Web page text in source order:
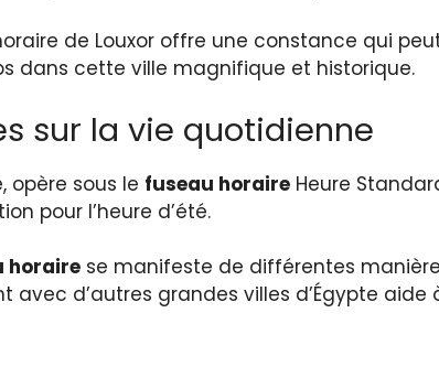
de Louxor offre une constance qui
dans cette ville magnifique et historique.
sur la vie quotidienne
opère sous le fuseau horaire Heure
pour l’heure d’été.
horaire se manifeste de différentes
avec d’autres grandes villes d’Égypte